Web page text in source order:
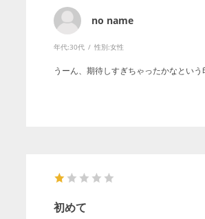
no name
年代:30代 性別:女性
うーん、期待しすぎちゃったかなとい
初めて